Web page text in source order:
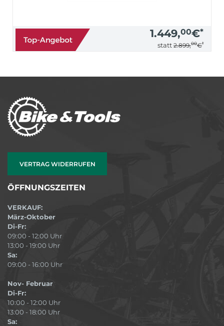
1.449,00€*
statt 2.899,00€*
VERTRAG WIDERRUFEN
ÖFFNUNGSZEITEN
VERKAUF:
März-Oktober
Di-Fr:
09:00 - 12:00 Uhr
13:00 - 19:00 Uhr
Sa:
09:00 - 16:00 Uhr
Nov- Februar
Di-Fr:
10:00 - 12:00 Uhr
13:00 - 18:00 Uhr
Sa: